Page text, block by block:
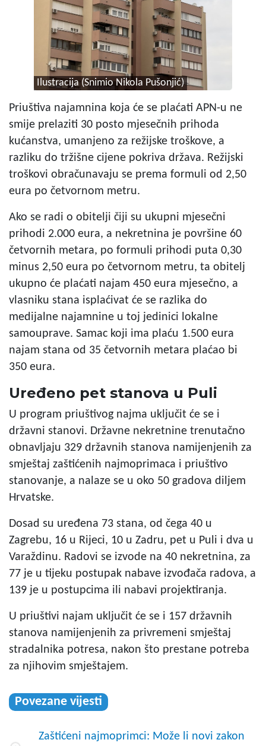
Ilustracija (Snimio Nikola Pušonjić)
Priuštiva najamnina koja će se plaćati APN-u ne
smije prelaziti 30 posto mjesečnih prihoda
kućanstva, umanjeno za režijske troškove, a
razliku do tržišne cijene pokriva država. Režijski
troškovi obračunavaju se prema formuli od 2,50
eura po četvornom metru.
Ako se radi o obitelji čiji su ukupni mjesečni
prihodi 2.000 eura, a nekretnina je površine 60
četvornih metara, po formuli prihodi puta 0,30
minus 2,50 eura po četvornom metru, ta obitelj
ukupno će plaćati najam 450 eura mjesečno, a
vlasniku stana isplaćivat će se razlika do
medijalne najamnine u toj jedinici lokalne
samouprave. Samac koji ima plaću 1.500 eura
najam stana od 35 četvornih metara plaćao bi
350 eura.
Uređeno pet stanova u Puli
U program priuštivog najma uključit će se i
državni stanovi. Državne nekretnine trenutačno
obnavljaju 329 državnih stanova namijenjenih za
smještaj zaštićenih najmoprimaca i priuštivo
stanovanje, a nalaze se u oko 50 gradova diljem
Hrvatske.
Dosad su uređena 73 stana, od čega 40 u
Zagrebu, 16 u Rijeci, 10 u Zadru, pet u Puli i dva u
Varaždinu. Radovi se izvode na 40 nekretnina, za
77 je u tijeku postupak nabave izvođača radova, a
139 je u postupcima ili nabavi projektiranja.
U priuštivi najam uključit će se i 157 državnih
stanova namijenjenih za privremeni smještaj
stradalnika potresa, nakon što prestane potreba
za njihovim smještajem.
Povezane vijesti
Zaštićeni najmoprimci: Može li novi zakon